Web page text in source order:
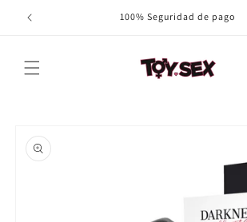
directamente
100% Seguridad de pago
a la
información